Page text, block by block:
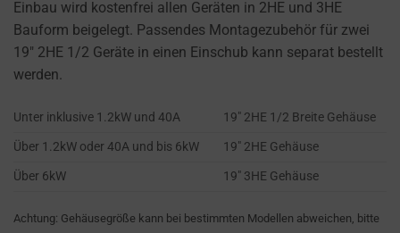
Einbau wird kostenfrei allen Geräten in 2HE und 3HE
Bauform beigelegt. Passendes Montagezubehör für zwei
19″ 2HE 1/2 Geräte in einen Einschub kann separat bestellt
werden.
Unter inklusive 1.2kW und 40A
19″ 2HE 1/2 Breite Gehäuse
Über 1.2kW oder 40A und bis 6kW
19″ 2HE Gehäuse
Über 6kW
19″ 3HE Gehäuse
Achtung: Gehäusegröße kann bei bestimmten Modellen abweichen, bitte
settings,
which
lets
you
delete
cookies